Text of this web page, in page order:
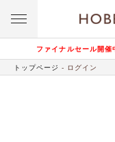
ファイナルセール開催
トップページ ログイン